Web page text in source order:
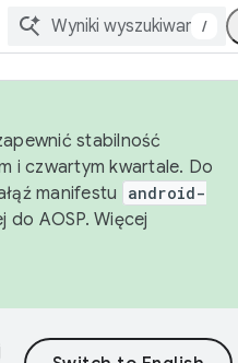
/
stabilność
i czwartym kwartale. Do
manifestu
android-
do AOSP. Więcej